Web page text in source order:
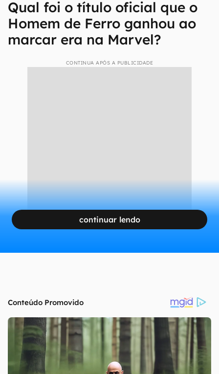
Qual foi o título oficial que o
Homem de Ferro ganhou ao
marcar era na Marvel?
CONTINUA APÓS A PUBLICIDADE
continuar lendo